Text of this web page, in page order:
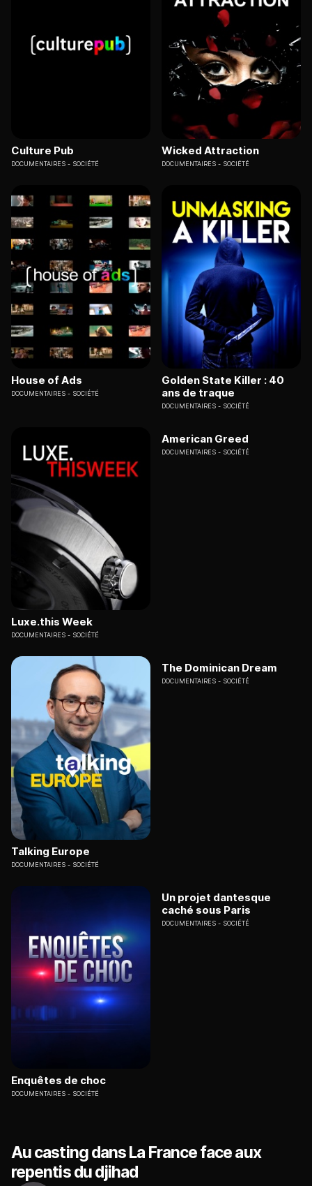
Culture Pub
DOCUMENTAIRES SOCIÉTÉ
Wicked Attraction
DOCUMENTAIRES SOCIÉTÉ
House of Ads
DOCUMENTAIRES SOCIÉTÉ
Golden State Killer : 40
ans de traque
DOCUMENTAIRES SOCIÉTÉ
Luxe.this Week
DOCUMENTAIRES SOCIÉTÉ
American Greed
DOCUMENTAIRES SOCIÉTÉ
Talking Europe
DOCUMENTAIRES SOCIÉTÉ
The Dominican Dream
DOCUMENTAIRES SOCIÉTÉ
Enquêtes de choc
DOCUMENTAIRES SOCIÉTÉ
Un projet dantesque
caché sous Paris
DOCUMENTAIRES SOCIÉTÉ
Au casting dans La France face aux
repentis du djihad